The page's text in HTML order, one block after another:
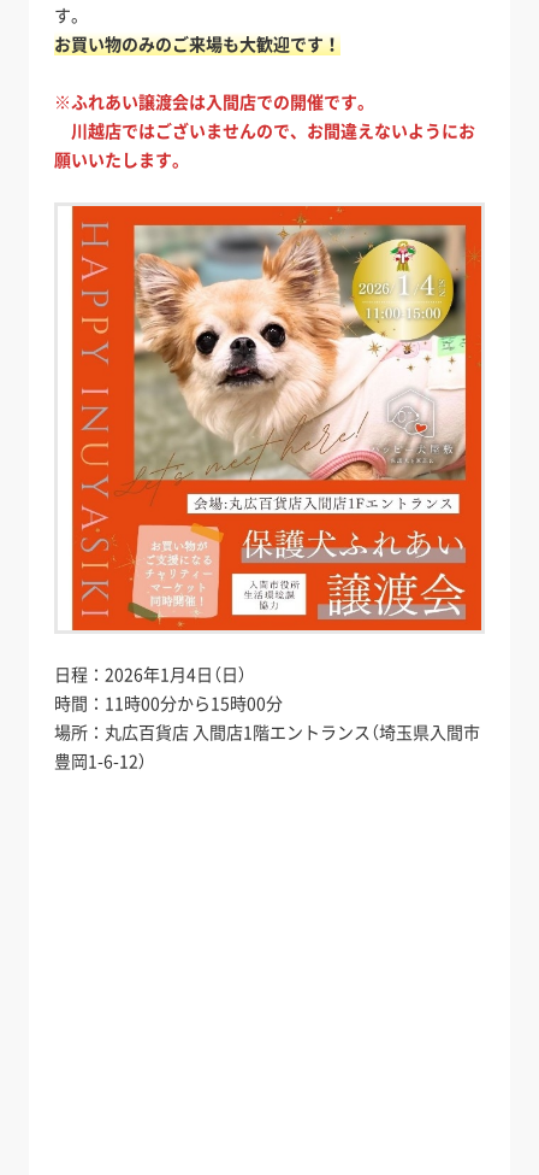
す。
お買い物のみのご来場も大歓迎です！
※ふれあい譲渡会は入間店での開催です。
川越店ではございませんので、お間違えないようにお
願いいたします。
日程：2026年1月4日（日）
時間：11時00分から15時00分
場所：丸広百貨店 入間店1階エントランス（埼玉県入間市
豊岡1-6-12）